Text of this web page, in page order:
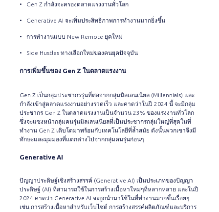
• Gen Z กำลังจะครองตลาดแรงงานทั่วโลก
• Generative AI จะเพิ่มประสิทธิภาพการทำงานมากยิ่งขึ้น
• การทำงานแบบ New Remote ยุคใหม่
• Side Hustles ทางเลือกใหม่ของคนยุคปัจจุบัน
การเพิ่มขึ้นของ Gen Z ในตลาดแรงงาน
Gen Z เป็นกลุ่มประชากรรุ่นที่ต่อจากกลุ่มมิลเลนเนียล (Millennials) และ
กำลังเข้าสู่ตลาดแรงงานอย่างรวดเร็ว และคาดว่าในปี 2024 นี้ จะมีกลุ่ม
ประชากร Gen Z ในตลาดแรงงานเป็นจำนวน 23% ของแรงงานทั่วโลก
ซึ่งจะแซงหน้ากลุ่มคนรุ่นมิลเลนเนียลที่เป็นประชากรกลุ่มใหญ่ที่สุดในที่
ทำงาน Gen Z เติบโตมาพร้อมกับเทคโนโลยีที่ล้ำสมัย ดังนั้นพวกเขาจึงมี
ทักษะและมุมมองที่แตกต่างไปจากกลุ่มคนรุ่นก่อนๆ
Generative AI
ปัญญาประดิษฐ์เชิงสร้างสรรค์ (Generative AI) เป็นประเภทของปัญญา
ประดิษฐ์ (AI) ที่สามารถใช้ในการสร้างเนื้อหาใหม่ๆที่หลากหลาย และในปี
2024 คาดว่า Generative AI จะถูกนำมาใช้ในที่ทำงานมากขึ้นเรื่อยๆ
เช่น การสร้างเนื้อหาสำหรับเว็บไซต์ การสร้างสรรค์ผลิตภัณฑ์และบริการ